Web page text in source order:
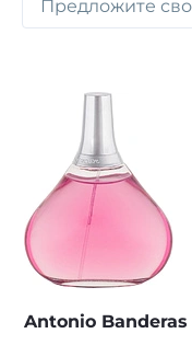
Antonio Banderas